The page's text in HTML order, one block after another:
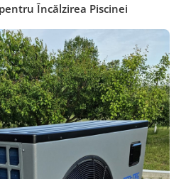
Încălzirea Piscinei